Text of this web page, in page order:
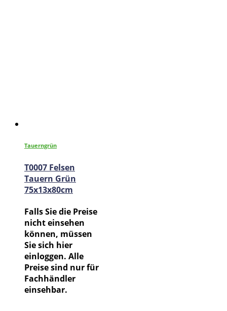
Tauerngrün
T0007 Felsen
Tauern Grün
75x13x80cm
Falls Sie die Preise
nicht einsehen
können, müssen
Sie sich hier
einloggen. Alle
Preise sind nur für
Fachhändler
einsehbar.